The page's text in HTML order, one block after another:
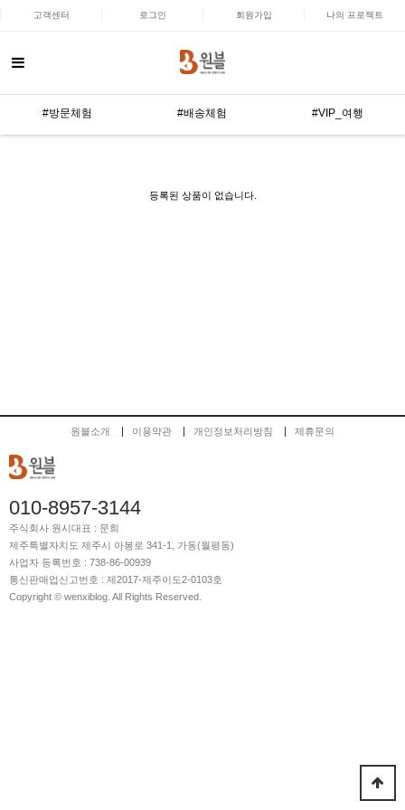
고객센터 로그인 회원가입 나의 프로젝트
#방문체험 #배송체험 #VIP_여행
등록된 상품이 없습니다.
원블소개 이용약관 개인정보처리방침 제휴문의
010-8957-3144
주식회사 원시대표 : 문희
제주특별자치도 제주시 아봉로 341-1, 가동(월평동)
사업자 등록번호 : 738-86-00939
통신판매업신고번호 : 제2017-제주이도2-0103호
Copyright © wenxiblog. All Rights Reserved.